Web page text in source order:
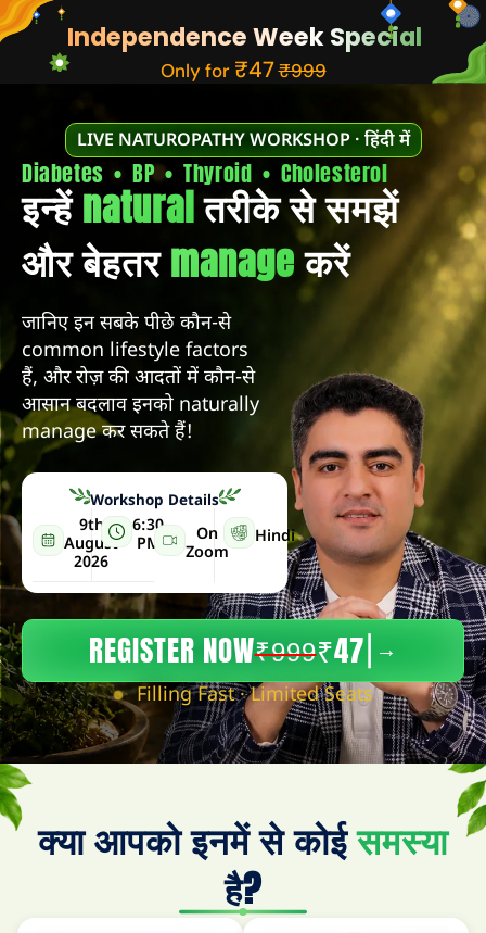
Independence Week Special
Only for ₹47₹999
LIVE NATUROPATHY WORKSHOP · हिंदी में
Diabetes • BP • Thyroid • Cholesterol
इन्हेंnaturalतरीके से समझें
और बेहतरmanageकरें
जानिए इन सबके पीछे कौन-से
common lifestyle factors
हैं, और रोज़ की आदतों में कौन-से
आसान बदलाव इनको naturally
manage कर सकते हैं!
Workshop Details
9th
August
2026
6:30
PM
On
Zoom
Hindi
REGISTER NOW₹999₹47 →
Filling Fast · Limited Seats
क्या आपको इनमें से कोईसमस्या
है?